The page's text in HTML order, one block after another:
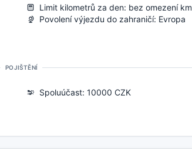
Limit kilometrů za den: bez omezení km
Povolení výjezdu do zahraničí: Evropa
POJIŠTĚNÍ
Spoluúčast: 10000 CZK